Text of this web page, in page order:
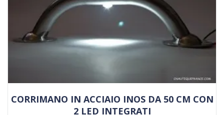
CORRIMANO IN ACCIAIO INOS DA 50 CM CON
2 LED INTEGRATI